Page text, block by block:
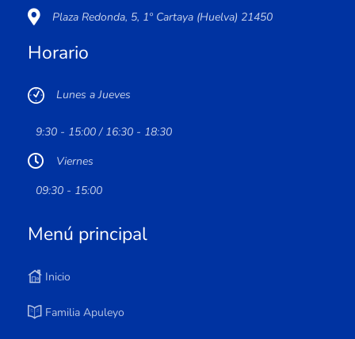
Plaza Redonda, 5, 1º Cartaya (Huelva) 21450
Horario
Lunes a Jueves
9:30 - 15:00 / 16:30 - 18:30
Viernes
09:30 - 15:00
Menú principal
Inicio
Familia Apuleyo